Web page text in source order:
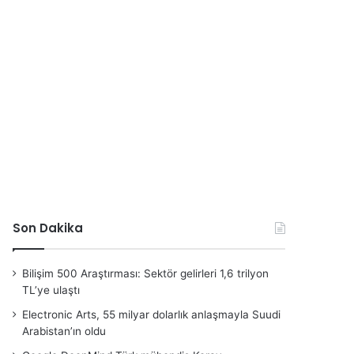
Son Dakika
Bilişim 500 Araştırması: Sektör gelirleri 1,6 trilyon
TL’ye ulaştı
Electronic Arts, 55 milyar dolarlık anlaşmayla Suudi
Arabistan’ın oldu